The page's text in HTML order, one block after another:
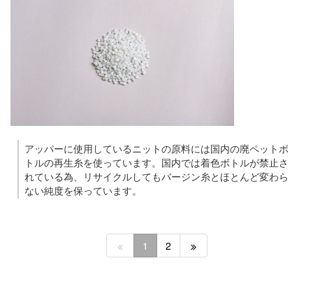
アッパーに使用しているニットの原料には国内の廃ペットボ
トルの再生糸を使っています。国内では着色ボトルが禁止さ
れている為、リサイクルしてもバージン糸とほとんど変わら
ない純度を保っています。
1 2